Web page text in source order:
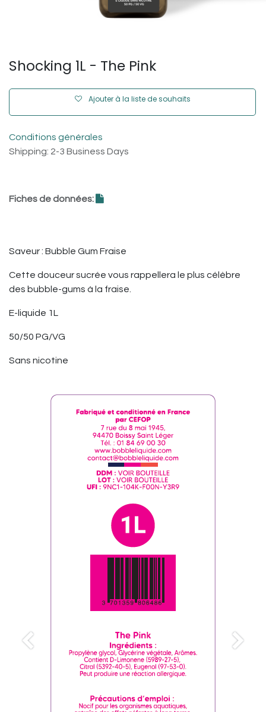
Shocking 1L - The Pink
Ajouter à la liste de souhaits
Conditions générales
Shipping: 2-3 Business Days
Fiches de données:
Saveur : Bubble Gum Fraise
Cette douceur sucrée vous rappellera le plus célèbre
des bubble-gums à la fraise.
E-liquide 1L
50/50 PG/VG
Sans nicotine
Précedent